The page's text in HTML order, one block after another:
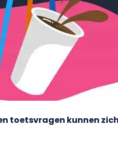
toetsvragen kunnen